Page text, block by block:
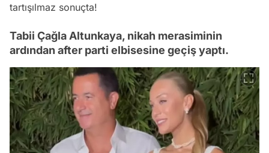
tartışılmaz sonuçta!
Tabii Çağla Altunkaya, nikah merasiminin
ardından after parti elbisesine geçiş yaptı.